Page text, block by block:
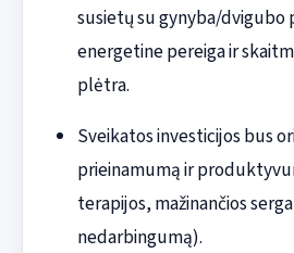
susietų su gynyba/dvigubo
energetine pereiga ir
plėtra.
Sveikatos investicijos bus
prieinamumą ir
terapijos, mažinančios
nedarbingumą).